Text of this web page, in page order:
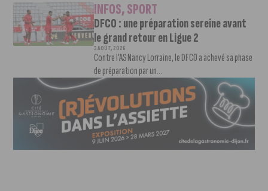
INFOS,SPORT
DFCO : une préparation sereine avant
le grand retour en Ligue 2
3 AOÛT, 2026
Contre l’AS Nancy Lorraine, le DFCO a achevé sa phase
de préparation par un...